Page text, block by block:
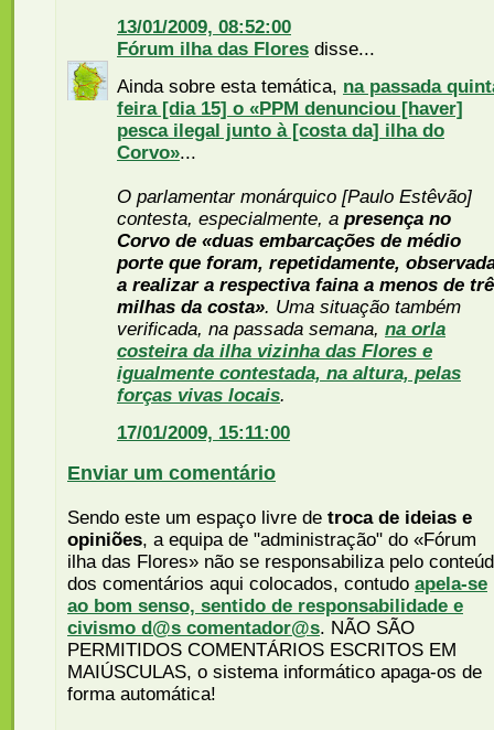
13/01/2009, 08:52:00
Fórum ilha das Flores disse...
Ainda sobre esta temática, na passada
feira [dia 15] o «PPM denunciou [haver]
pesca ilegal junto à [costa da] ilha do
Corvo»...
O parlamentar monárquico [Paulo Estêvão]
contesta, especialmente, a presença no
Corvo de «duas embarcações de médio
porte que foram, repetidamente,
a realizar a respectiva faina a menos de
milhas da costa». Uma situação também
verificada, na passada semana, na orla
costeira da ilha vizinha das Flores e
igualmente contestada, na altura, pelas
forças vivas locais.
17/01/2009, 15:11:00
Enviar um comentário
Sendo este um espaço livre de troca de ideias e
opiniões, a equipa de "administração" do «Fórum
ilha das Flores» não se responsabiliza pelo
dos comentários aqui colocados, contudo apela-se
ao bom senso, sentido de responsabilidade e
civismo d@s comentador@s. NÃO SÃO
PERMITIDOS COMENTÁRIOS ESCRITOS EM
MAIÚSCULAS, o sistema informático apaga-os de
forma automática!